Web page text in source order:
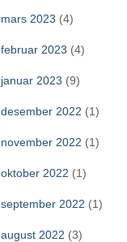
mars 2023 (4)
februar 2023 (4)
januar 2023 (9)
desember 2022 (1)
november 2022 (1)
oktober 2022 (1)
september 2022 (1)
august 2022 (3)